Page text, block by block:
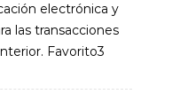
electrónica y
las transacciones
Favorito3